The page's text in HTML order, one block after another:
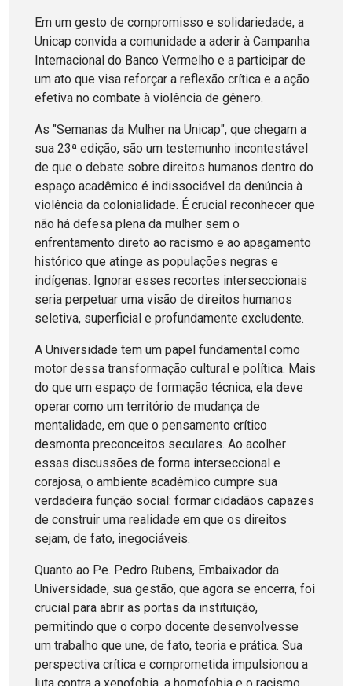
Em um gesto de compromisso e solidariedade, a
Unicap convida a comunidade a aderir à Campanha
Internacional do Banco Vermelho e a participar de
um ato que visa reforçar a reflexão crítica e a ação
efetiva no combate à violência de gênero.
As "Semanas da Mulher na Unicap", que chegam a
sua 23ª edição, são um testemunho incontestável
de que o debate sobre direitos humanos dentro do
espaço acadêmico é indissociável da denúncia à
violência da colonialidade. É crucial reconhecer que
não há defesa plena da mulher sem o
enfrentamento direto ao racismo e ao apagamento
histórico que atinge as populações negras e
indígenas. Ignorar esses recortes interseccionais
seria perpetuar uma visão de direitos humanos
seletiva, superficial e profundamente excludente.
A Universidade tem um papel fundamental como
motor dessa transformação cultural e política. Mais
do que um espaço de formação técnica, ela deve
operar como um território de mudança de
mentalidade, em que o pensamento crítico
desmonta preconceitos seculares. Ao acolher
essas discussões de forma interseccional e
corajosa, o ambiente acadêmico cumpre sua
verdadeira função social: formar cidadãos capazes
de construir uma realidade em que os direitos
sejam, de fato, inegociáveis.
Quanto ao Pe. Pedro Rubens, Embaixador da
Universidade, sua gestão, que agora se encerra, foi
crucial para abrir as portas da instituição,
permitindo que o corpo docente desenvolvesse
um trabalho que une, de fato, teoria e prática. Sua
perspectiva crítica e comprometida impulsionou a